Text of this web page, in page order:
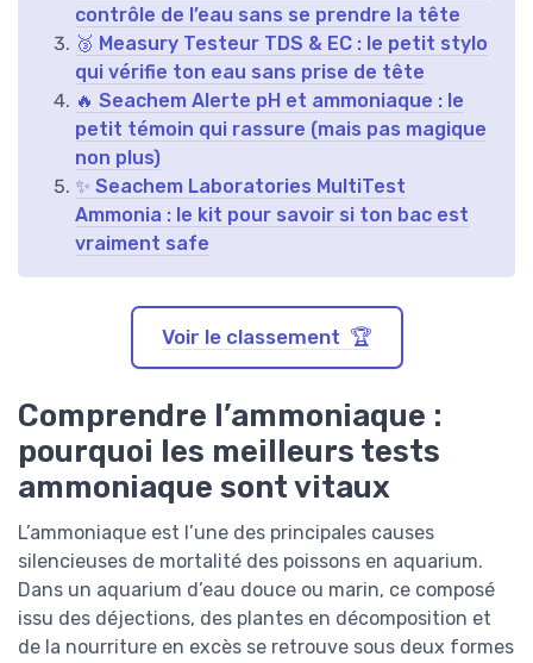
contrôle de l’eau sans se prendre la tête
🥉 Measury Testeur TDS & EC : le petit stylo
qui vérifie ton eau sans prise de tête
🔥 Seachem Alerte pH et ammoniaque : le
petit témoin qui rassure (mais pas magique
non plus)
✨ Seachem Laboratories MultiTest
Ammonia : le kit pour savoir si ton bac est
vraiment safe
Voir le classement 🏆
Comprendre l’ammoniaque :
pourquoi les meilleurs tests
ammoniaque sont vitaux
L’ammoniaque est l’une des principales causes
silencieuses de mortalité des poissons en aquarium.
Dans un aquarium d’eau douce ou marin, ce composé
issu des déjections, des plantes en décomposition et
de la nourriture en excès se retrouve sous deux formes